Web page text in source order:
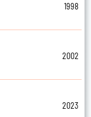
1998
2002
2023